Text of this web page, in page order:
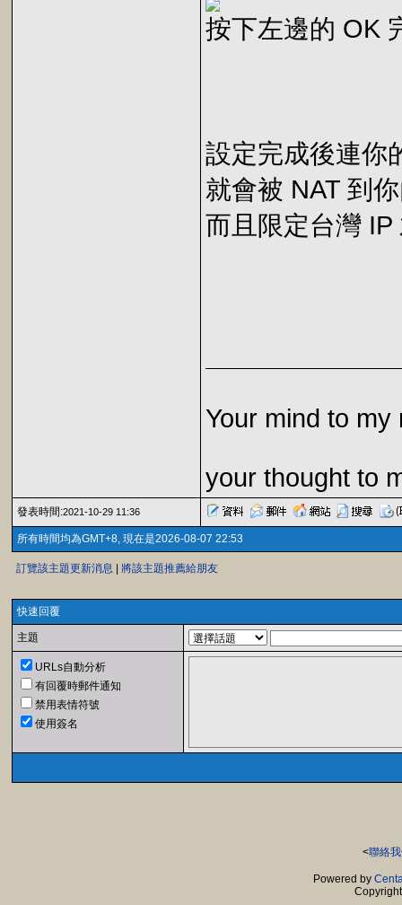
按下左邊的 OK
設定完成後連你
就會被 NAT 到
而且限定台灣
Your mind to my
your thought to
發表時間:2021-10-29 11:36
所有時間均為GMT+8, 現在是2026-08-07 22:53
訂覽該主題更新消息 將該主題推薦給朋友
快速回覆
主題
URLs自動分析
有回覆時郵件通知
禁用表情符號
使用簽名
<聯絡
Powered by